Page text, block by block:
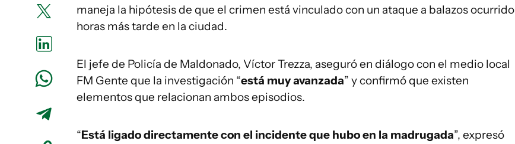
maneja la hipótesis de que el crimen está vinculado con un ataque a balazos ocurrido
horas más tarde en la ciudad.
El jefe de Policía de Maldonado, Víctor Trezza, aseguró en diálogo con el medio local
FM Gente que la investigación “está muy avanzada” y confirmó que existen
elementos que relacionan ambos episodios.
“Está ligado directamente con el incidente que hubo en la madrugada”, expresó